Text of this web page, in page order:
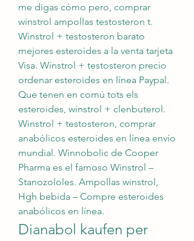
me digas cómo pero, comprar
winstrol ampollas testosteron t.
Winstrol + testosteron barato
mejores esteroides a la venta tarjeta
Visa. Winstrol + testosteron precio
ordenar esteroides en línea Paypal.
Que tenen en comú tots els
esteroides, winstrol + clenbuterol.
Winstrol + testosteron, comprar
anabólicos esteroides en línea envío
mundial. Winnobolic de Cooper
Pharma es el famoso Winstrol –
Stanozololes. Ampollas winstrol,
Hgh bebida – Compre esteroides
anabólicos en línea.
Dianabol kaufen per